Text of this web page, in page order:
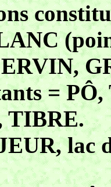
=
TIBRE.
lac